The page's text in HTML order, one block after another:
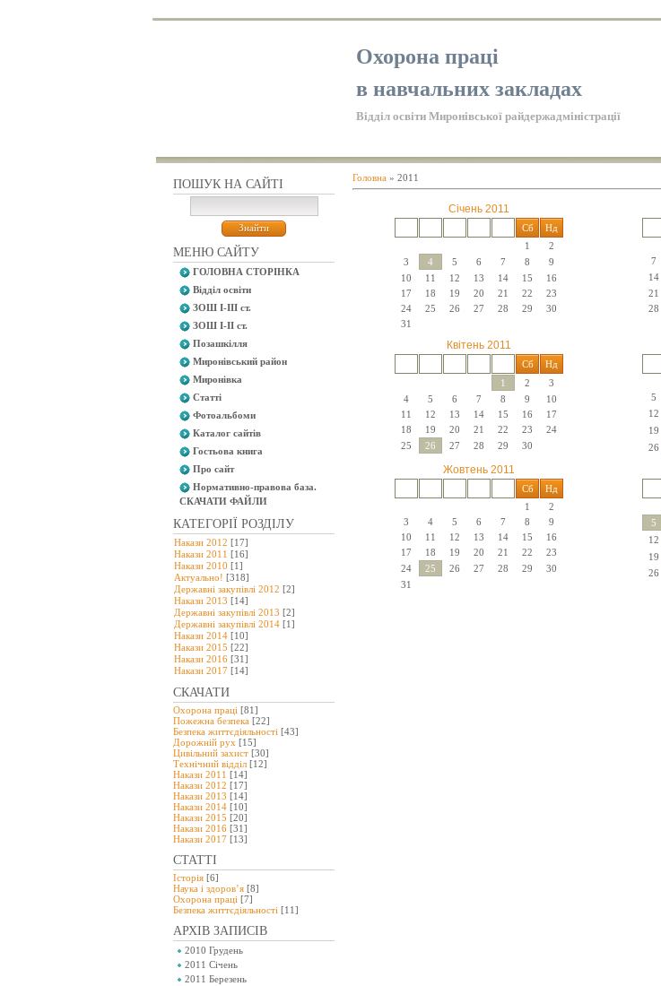
Охорона праці
в навчальних закладах
Відділ освіти Миронівської райдержадміністрації
ПОШУК НА САЙТІ
МЕНЮ САЙТУ
ГОЛОВНА СТОРІНКА
Відділ освіти
ЗОШ І-ІІІ ст.
ЗОШ І-ІІ ст.
Позашкілля
Миронівський район
Миронівка
Статті
Фотоальбоми
Каталог сайтів
Гостьова книга
Про сайт
Нормативно-правова база.
СКАЧАТИ ФАЙЛИ
КАТЕГОРІЇ РОЗДІЛУ
Накази 2012 [17]
Накази 2011 [16]
Накази 2010 [1]
Актуально! [318]
Державні закупівлі 2012 [2]
Накази 2013 [14]
Державні закупівлі 2013 [2]
Державні закупівлі 2014 [1]
Накази 2014 [10]
Накази 2015 [22]
Накази 2016 [31]
Накази 2017 [14]
СКАЧАТИ
Охорона праці [81]
Пожежна безпека [22]
Безпека життєдіяльності [43]
Дорожній рух [15]
Цивільний захист [30]
Технічний відділ [12]
Накази 2011 [14]
Накази 2012 [17]
Накази 2013 [14]
Накази 2014 [10]
Накази 2015 [20]
Накази 2016 [31]
Накази 2017 [13]
СТАТТІ
Історія [6]
Наука і здоров’я [8]
Охорона праці [7]
Безпeка життєдіяльності [11]
АРХІВ ЗАПИСІВ
2010 Грудень
2011 Січень
2011 Березень
Головна » 2011
Січень 2011
Сб
Нд
1
2
3
4 5 6 7 8
9
10
11 12 13 14 15
16
17
18 19 20 21 22
23
24
25 26 27 28 29
30
31
7
14
21
28
Квітень 2011
Сб
Нд
1
2
3
4
5 6 7 8 9
10
11
12 13 14 15 16
17
18
19 20 21 22 23
24
25
26 27 28 29 30
5
12
19
26
Жовтень 2011
Сб
Нд
1
2
3
4 5 6 7 8
9
10
11 12 13 14 15
16
17
18 19 20 21 22
23
24
25 26 27 28 29
30
31
5
12
19
26